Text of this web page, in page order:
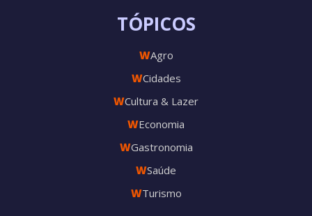
TÓPICOS
WAgro
WCidades
WCultura & Lazer
WEconomia
WGastronomia
WSaúde
WTurismo